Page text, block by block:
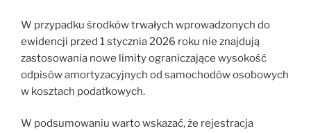
W przypadku środków trwałych wprowadzonych do
ewidencji przed 1 stycznia 2026 roku nie znajdują
zastosowania nowe limity ograniczające wysokość
odpisów amortyzacyjnych od samochodów osobowych
w kosztach podatkowych.
W podsumowaniu warto wskazać, że rejestracja